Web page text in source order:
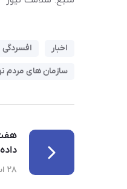
اخبار افسردگی
سازمان های مردم
۲۸ اسفند ۱۳۹۵